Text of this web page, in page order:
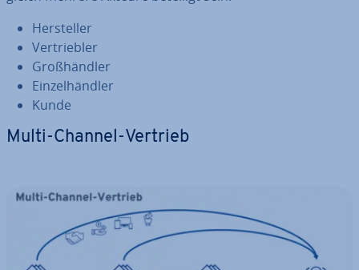
Her­stel­ler
Ver­trieb­ler
Groß­händ­ler
Ein­zel­händ­ler
Kunde
Multi-Channel-Vertrieb